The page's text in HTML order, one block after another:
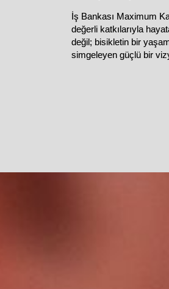
İş Bankası Maximum
değerli katkılarıyla
değil; bisikletin bir
simgeleyen güçlü bir